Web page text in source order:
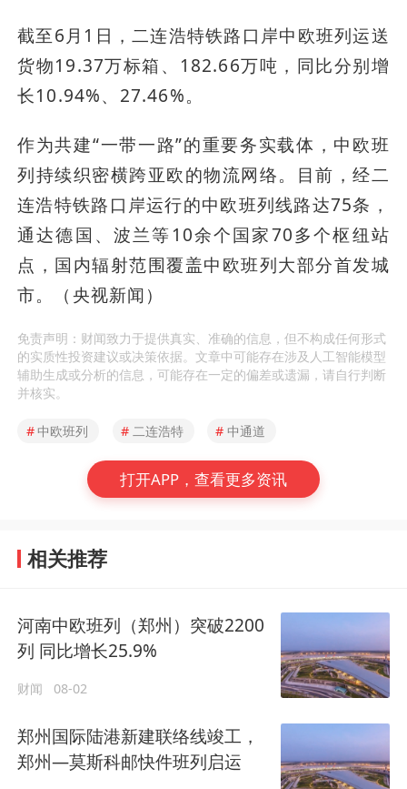
截至6月1日，二连浩特铁路口岸中欧班列运送
货物19.37万标箱、182.66万吨，同比分别增
长10.94%、27.46%。
作为共建“一带一路”的重要务实载体，中欧班
列持续织密横跨亚欧的物流网络。目前，经二
连浩特铁路口岸运行的中欧班列线路达75条，
通达德国、波兰等10余个国家70多个枢纽站
点，国内辐射范围覆盖中欧班列大部分首发城
市。（央视新闻）
免责声明：财闻致力于提供真实、准确的信息，但不构成任何形式
的实质性投资建议或决策依据。文章中可能存在涉及人工智能模型
辅助生成或分析的信息，可能存在一定的偏差或遗漏，请自行判断
并核实。
#中欧班列 # 二连浩特 # 中通道
打开APP，查看更多资讯
相关推荐
河南中欧班列（郑州）突破2200
列 同比增长25.9%
财闻 08-02
郑州国际陆港新建联络线竣工，
郑州—莫斯科邮快件班列启运